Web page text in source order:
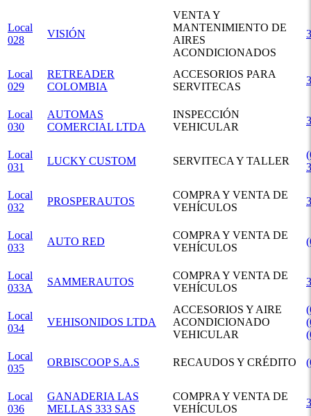
Local
028
VISIÓN
VENTA Y
MANTENIMIENTO DE
AIRES
ACONDICIONADOS
Local
029
RETREADER
COLOMBIA
ACCESORIOS PARA
SERVITECAS
Local
030
AUTOMAS
COMERCIAL LTDA
INSPECCIÓN
VEHICULAR
Local
031
LUCKY CUSTOM SERVITECA Y TALLER
Local
032
PROSPERAUTOS
COMPRA Y VENTA DE
VEHÍCULOS
Local
033
AUTO RED
COMPRA Y VENTA DE
VEHÍCULOS
Local
033A
SAMMERAUTOS
COMPRA Y VENTA DE
VEHÍCULOS
Local
034
VEHISONIDOS LTDA
ACCESORIOS Y AIRE
ACONDICIONADO
VEHICULAR
Local
035
ORBISCOOP S.A.S RECAUDOS Y CRÉDITO
Local
036
GANADERIA LAS
MELLAS 333 SAS
COMPRA Y VENTA DE
VEHÍCULOS